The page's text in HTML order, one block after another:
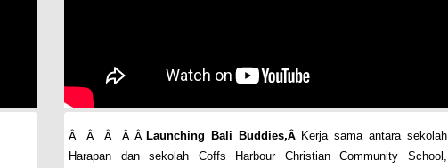
Â Â Â Â Â Launching Bali Buddies,Â Kerja sama antara sekolah
Harapan dan sekolah Coffs Harbour Christian Community School,